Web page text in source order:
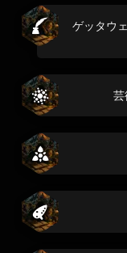
ゲッタウ
芸